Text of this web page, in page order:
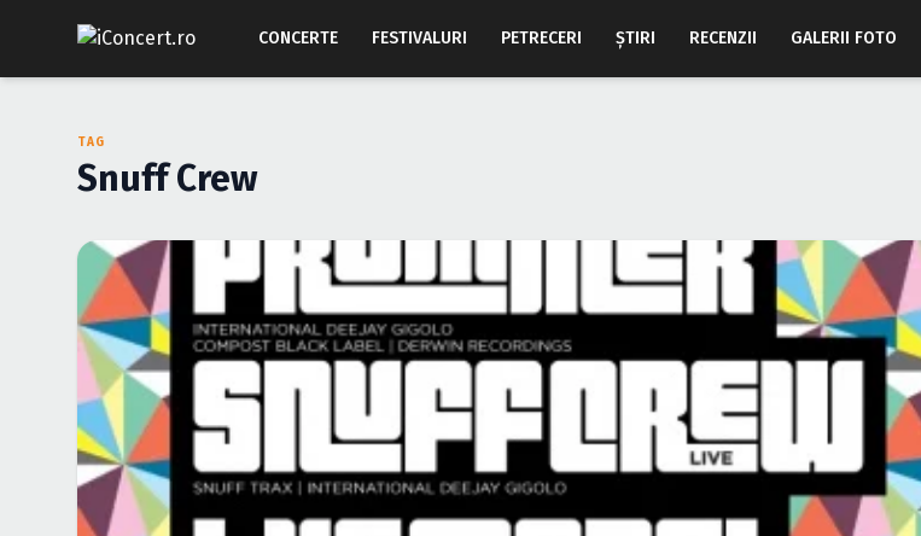
CONCERTE FESTIVALURI PETRECERI ŞTIRI RECENZII GALERII FOTO
TAG
Snuff Crew